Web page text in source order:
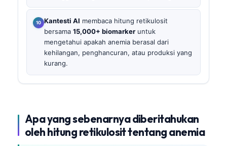
Kantesti AI membaca hitung retikulosit
bersama 15,000+ biomarker untuk
mengetahui apakah anemia berasal dari
kehilangan, penghancuran, atau produksi yang
kurang.
Apa yang sebenarnya diberitahukan
oleh hitung retikulosit tentang anemia